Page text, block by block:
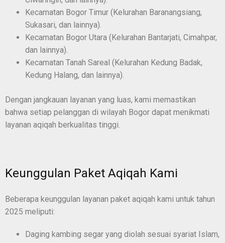
Kecamatan Bogor Timur (Kelurahan Baranangsiang,
Sukasari, dan lainnya).
Kecamatan Bogor Utara (Kelurahan Bantarjati, Cimahpar,
dan lainnya).
Kecamatan Tanah Sareal (Kelurahan Kedung Badak,
Kedung Halang, dan lainnya).
Dengan jangkauan layanan yang luas, kami memastikan
bahwa setiap pelanggan di wilayah Bogor dapat menikmati
layanan aqiqah berkualitas tinggi.
Keunggulan Paket Aqiqah Kami
Beberapa keunggulan layanan paket aqiqah kami untuk tahun
2025 meliputi:
Daging kambing segar yang diolah sesuai syariat Islam,